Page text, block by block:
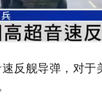
反舰导弹，对